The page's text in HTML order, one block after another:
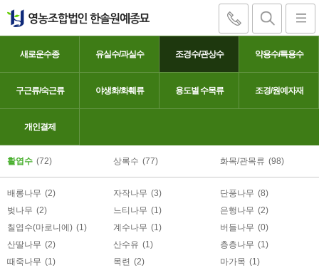
새로운수종 유실수/과실수 조경수/관상수 약용수/특용수
구근류/숙근류 야생화/화훼류 용도별 수목류 조경/원예자재
개인결제
활엽수 (72) 상록수 (77) 화목/관목류 (98)
배롱나무 (2) 자작나무 (3) 단풍나무 (8)
벚나무 (2) 느티나무 (1) 은행나무 (2)
칠엽수(마로니에) (1) 계수나무 (1) 버들나무 (0)
산딸나무 (2) 산수유 (1) 층층나무 (1)
때죽나무 (1) 목련 (2) 마가목 (1)